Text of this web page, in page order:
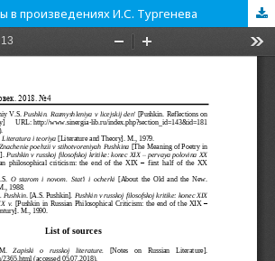
в произведениях И.С. Тургенева